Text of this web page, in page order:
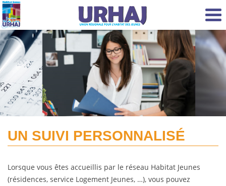
Aller au contenu principal
UN SUIVI PERSONNALISÉ
Lorsque vous êtes accueillis par le réseau Habitat Jeunes
(résidences, service Logement Jeunes, …), vous pouvez